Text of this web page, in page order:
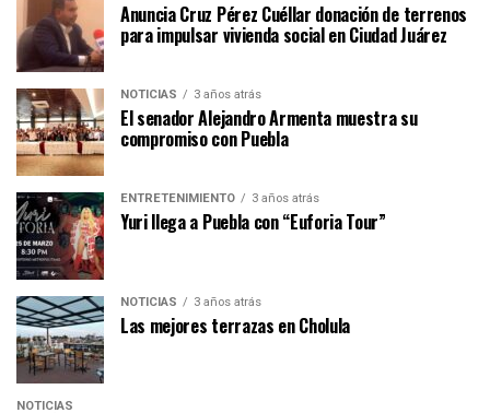
Anuncia Cruz Pérez Cuéllar donación de terrenos
para impulsar vivienda social en Ciudad Juárez
NOTICIAS 3 años atrás
El senador Alejandro Armenta muestra su
compromiso con Puebla
ENTRETENIMIENTO 3 años atrás
Yuri llega a Puebla con “Euforia Tour”
NOTICIAS 3 años atrás
Las mejores terrazas en Cholula
NOTICIAS